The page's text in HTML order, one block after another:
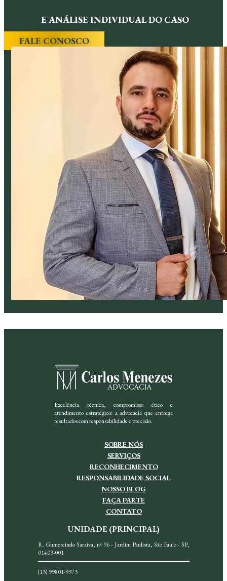
E ANÁLISE INDIVIDUAL DO CASO
FALE CONOSCO
Excelência técnica, compromisso ético e
atendimento estratégico: a advocacia que entrega
resultados com responsabilidade e precisão.
SOBRE NÓS
SERVIÇOS
RECONHECIMENTO
RESPONSABILIDADE SOCIAL
NOSSO BLOG
FAÇA PARTE
CONTATO
UNIDADE (PRINCIPAL)
R. Gumercindo Saraiva, nª 96 - Jardim Paulista, São Paulo - SP,
01403-001
(13) 99801-9973